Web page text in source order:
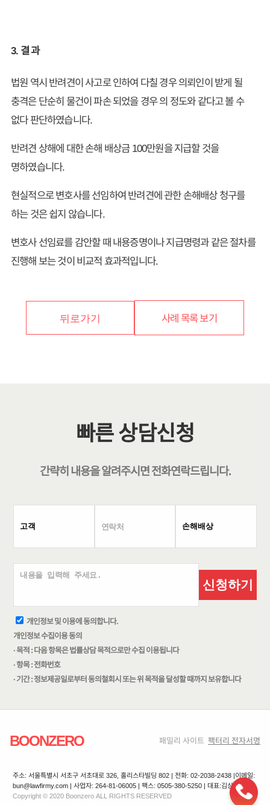
3. 결 과
법원 역시 반려견이 사고로 인하여 다칠 경우 의뢰인이 받게 될
충격은 단순히 물건이 파손 되었을 경우 의 정도와 같다고 볼 수
없다 판단하였습니다.
반려견 상해에 대한 손해 배상금 100만원을 지급할 것을
명하였습니다.
현실적으로 변호사를 선임하여 반려견에 관한 손해배상 청구를
하는 것은 쉽지 않습니다.
변호사 선임료를 감안할 때 내용증명이나 지급명령과 같은 절차를
진행해 보는 것이 비교적 효과적입니다.
뒤로가기 사례 목록 보기
빠른 상담신청
간략히 내용을 알려주시면전화연락드립니다.
신청하기
개인정보 및 이용에 동의합니다.
개인정보 수집이용 동의
· 목적 : 다음 항목은 법률상담 목적으로만 수집 이용됩니다
· 항목 : 전화번호
· 기간 : 정보제공일로부터 동의철회시 또는 위 목적을 달성할 때까지 보유합니다
BOONZERO 패밀리 사이트 팩터리 전자서명
주소: 서울특별시 서초구 서초대로 326, 홀리스타빌딩 802 | 전화: 02-2038-2438 |이메일:
bun@lawfirmy.com | 사업자: 264-81-06005 | 팩스: 0505-380-5250 | 대표:김상겸
Copyright © 2020 Boonzero ALL RIGHTS RESERVED